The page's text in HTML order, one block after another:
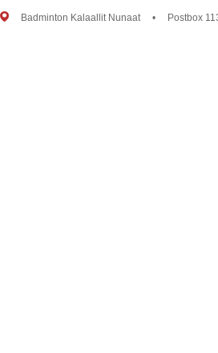
Badminton Kalaallit Nunaat • Postbox